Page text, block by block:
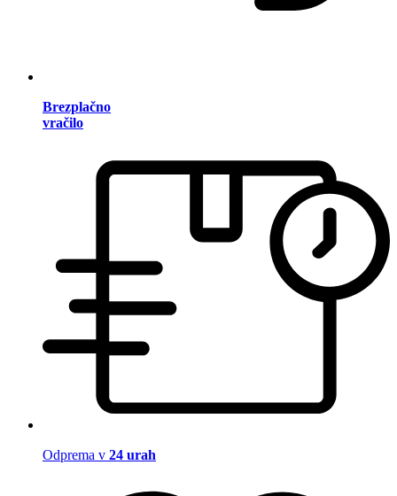
Brezplačno
vračilo
Odprema v 24 urah